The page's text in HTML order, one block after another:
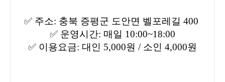
✅ 주소: 충북 증평군 도안면 벨포레길 400
✅ 운영시간: 매일 10:00~18:00
✅ 이용요금: 대인 5,000원 / 소인 4,000원